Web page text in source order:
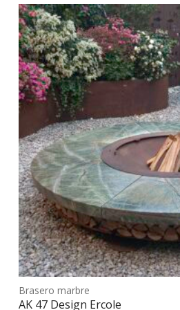
Brasero marbre
AK 47 Design Ercole